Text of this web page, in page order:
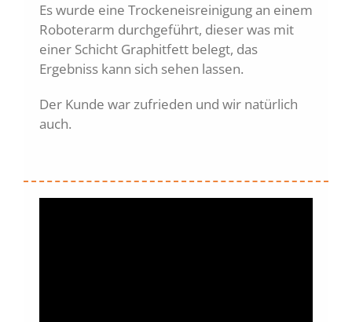
Es wurde eine Trockeneisreinigung an einem
Roboterarm durchgeführt, dieser was mit
einer Schicht Graphitfett belegt, das
Ergebniss kann sich sehen lassen.
Der Kunde war zufrieden und wir natürlich
auch.